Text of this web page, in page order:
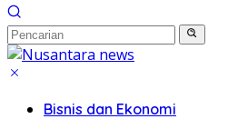
Bisnis dan Ekonomi